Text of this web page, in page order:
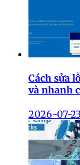
Cách sửa
và nhanh
2026-07-